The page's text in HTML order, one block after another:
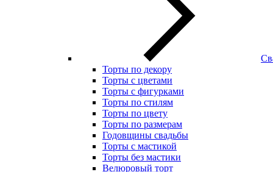
Торты по декору
Торты с цветами
Торты с фигурками
Торты по стилям
Торты по цвету
Торты по размерам
Годовщины свадьбы
Торты с мастикой
Торты без мастики
Велюровый торт